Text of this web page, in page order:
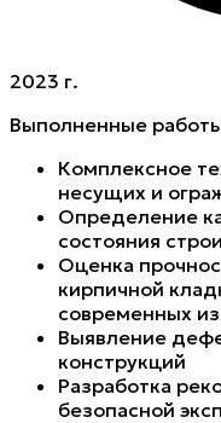
2023 г.
Выполненные
Комплексное
несущих и
Определение
состояния
Оценка
кирпичной
современных
Выявление
конструкций
Разработка
безопасной